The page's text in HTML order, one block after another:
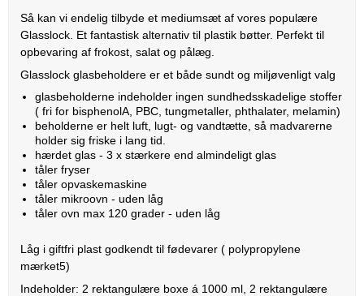
Så kan vi endelig tilbyde et mediumsæt af vores populære
Glasslock. Et fantastisk alternativ til plastik bøtter. Perfekt til
opbevaring af frokost, salat og pålæg.
Glasslock glasbeholdere er et både sundt og miljøvenligt valg
glasbeholderne indeholder ingen sundhedsskadelige stoffer
( fri for bisphenolA, PBC, tungmetaller, phthalater, melamin)
beholderne er helt luft, lugt- og vandtætte, så madvarerne
holder sig friske i lang tid.
hærdet glas - 3 x stærkere end almindeligt glas
tåler fryser
tåler opvaskemaskine
tåler mikroovn - uden låg
tåler ovn max 120 grader - uden låg
Låg i giftfri plast godkendt til fødevarer ( polypropylene
mærket5)
Indeholder: 2 rektangulære boxe á 1000 ml, 2 rektangulære